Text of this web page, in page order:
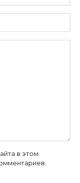
в этом